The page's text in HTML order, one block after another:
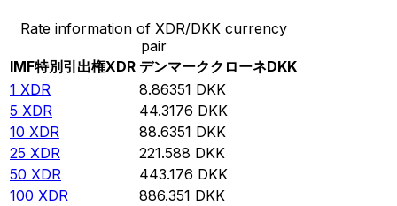
Rate information of XDR/DKK currency
pair
IMF特別引出権XDR デンマーククローネDKK
1 XDR 8.86351 DKK
5 XDR 44.3176 DKK
10 XDR 88.6351 DKK
25 XDR 221.588 DKK
50 XDR 443.176 DKK
100 XDR 886.351 DKK